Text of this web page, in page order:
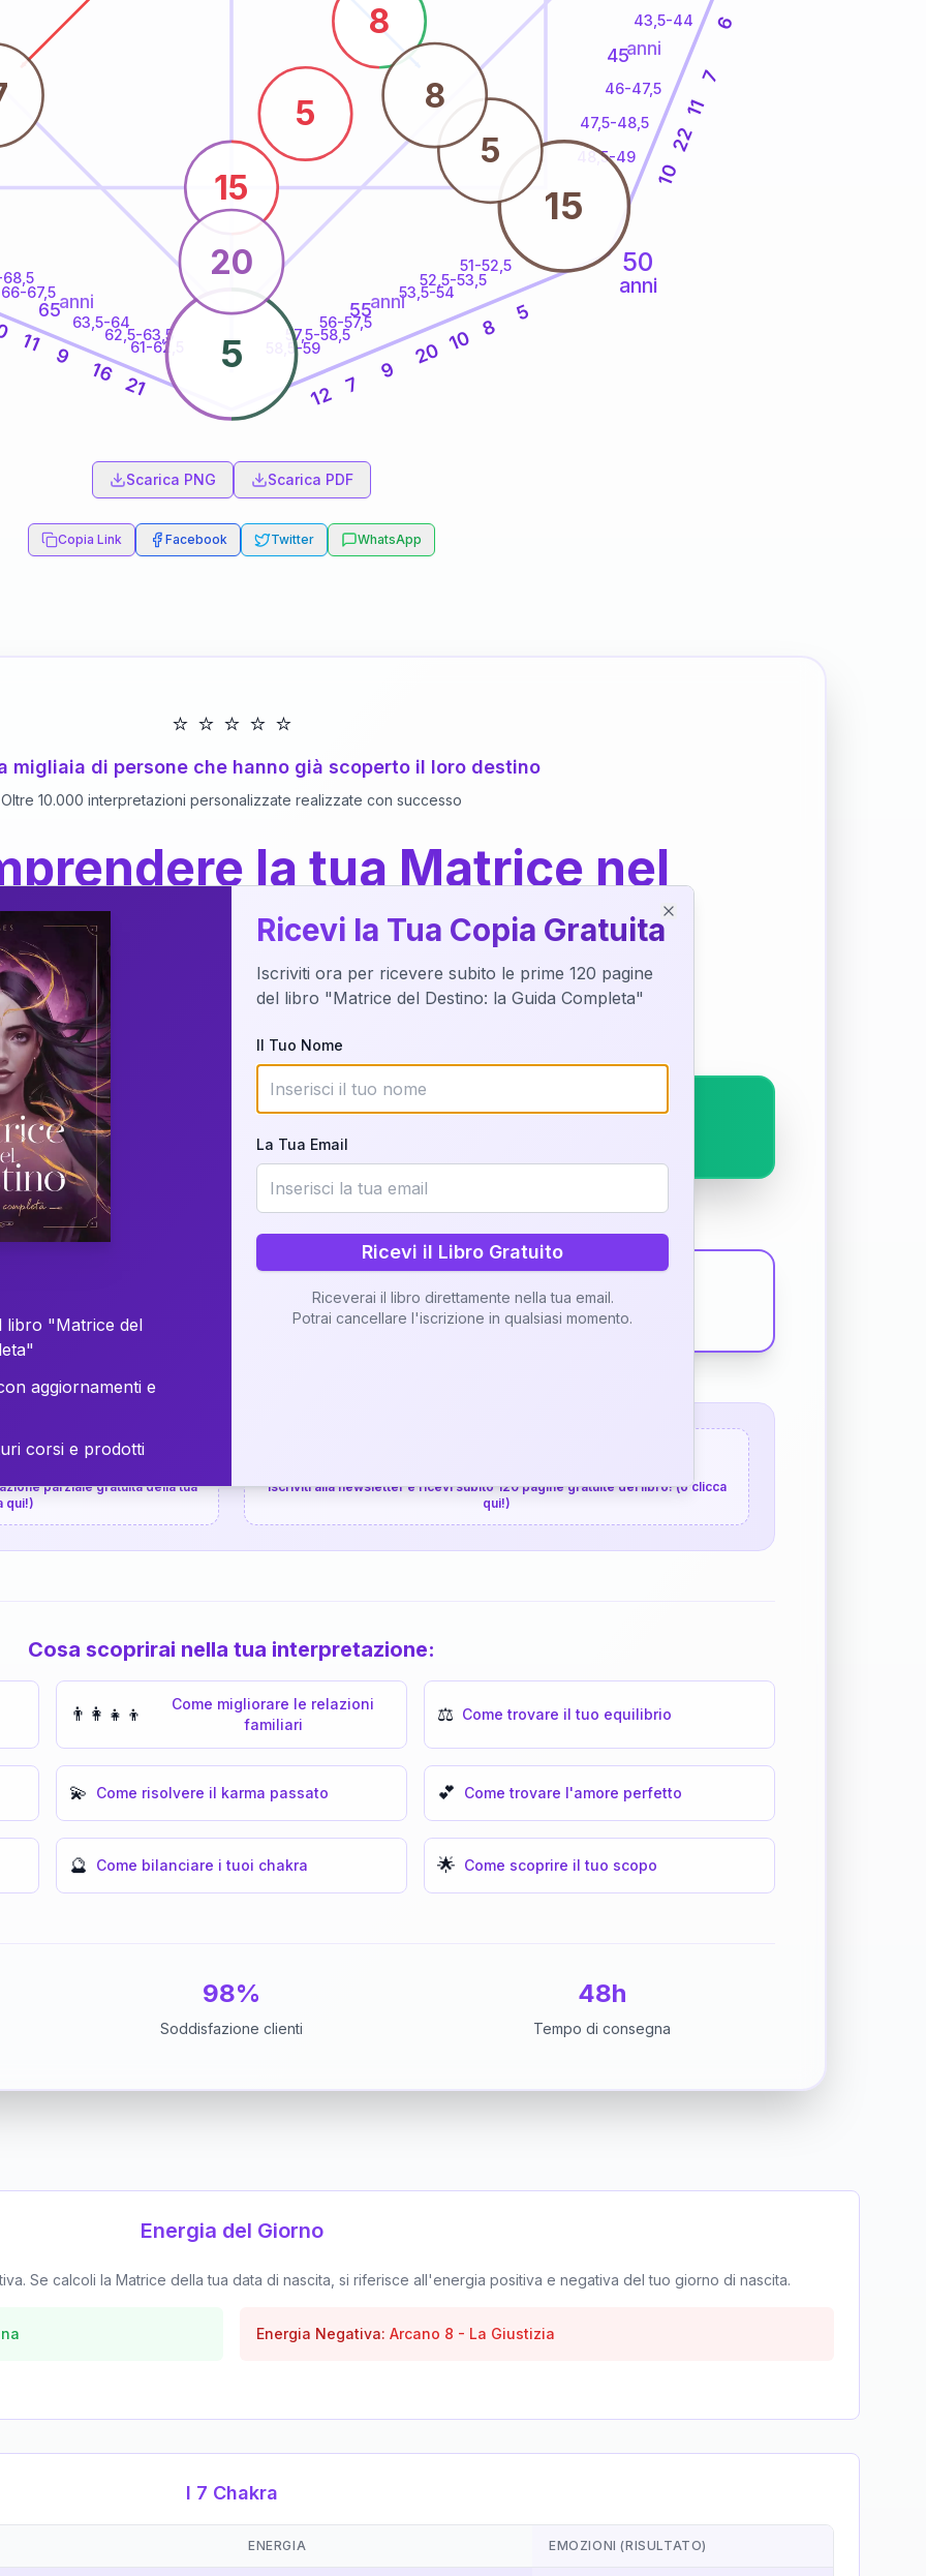
50
anni
anni
43,5-44
46-47,5
47,5-48,5
48,5-49
51-52,5
52,5-53,5
53,5-54
56-57,5
57,5-58,5
58,5-59
61-62,5
62,5-63,5
63,5-64
66-67,5
68,5
6
7
11
22
10
5
8
10
20
9
7
12
21
16
9
11 5
15
15
5
8
20
5
8
45anni
55anni
65anni
Scarica PNG Scarica PDF
Copia Link Facebook Twitter WhatsApp
⭐ ⭐ ⭐ ⭐ ⭐
migliaia di persone che hanno già scoperto il loro destino
Oltre 10.000 interpretazioni personalizzate realizzate con successo
la tua Matrice nel
dettaglio?
della tua Matrice del Destino attraverso una nostra interpretazione
o studiando attraverso il manuale completo.
Richiedi Interpretazione
✨ Interpretazione personalizzata
Scopri il Libro
gratuita
parziale gratuita della tua
qui!)
Iscriviti alla newsletter e ricevi subito 120 pagine gratuite del libro! (o clicca
qui!)
Cosa scoprirai nella tua interpretazione:
👨‍👩‍👧‍👦
Come migliorare le relazioni
familiari
⚖️ Come trovare il tuo equilibrio
💫 Come risolvere il karma passato 💕 Come trovare l'amore perfetto
🔮 Come bilanciare i tuoi chakra 🌟 Come scoprire il tuo scopo
98%
Soddisfazione clienti
48h
Tempo di consegna
Energia del Giorno
Se calcoli la Matrice della tua data di nascita, si riferisce all'energia positiva e negativa del tuo giorno di nascita.
Energia Negativa: Arcano 8 - La Giustizia
I 7 Chakra
ENERGIA EMOZIONI (RISULTATO)
del Libro
libro "Matrice del
aggiornamenti e
corsi e prodotti
Ricevi la Tua Copia Gratuita
Iscriviti ora per ricevere subito le prime 120 pagine
del libro "Matrice del Destino: la Guida Completa"
Il Tuo Nome
La Tua Email
Ricevi il Libro Gratuito
Riceverai il libro direttamente nella tua email.
Potrai cancellare l'iscrizione in qualsiasi momento.